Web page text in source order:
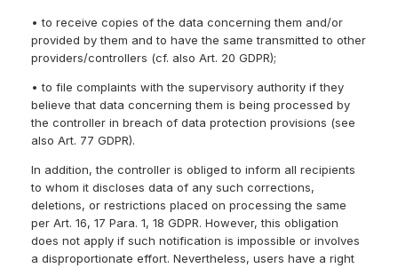
• to receive copies of the data concerning them and/or
provided by them and to have the same transmitted to other
providers/controllers (cf. also Art. 20 GDPR);
• to file complaints with the supervisory authority if they
believe that data concerning them is being processed by
the controller in breach of data protection provisions (see
also Art. 77 GDPR).
In addition, the controller is obliged to inform all recipients
to whom it discloses data of any such corrections,
deletions, or restrictions placed on processing the same
per Art. 16, 17 Para. 1, 18 GDPR. However, this obligation
does not apply if such notification is impossible or involves
a disproportionate effort. Nevertheless, users have a right